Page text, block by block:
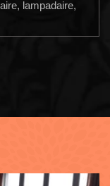
lampadaire,